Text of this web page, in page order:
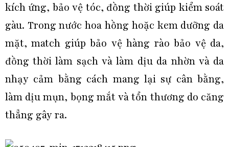
kích ứng, bảo vệ tóc, đồng thời giúp kiểm soát
gàu. Trong nước hoa hồng hoặc kem dưỡng da
mặt, match giúp bảo vệ hàng rào bảo vệ da,
đồng thời làm sạch và làm dịu da nhờn và da
nhạy cảm bằng cách mang lại sự cân bằng,
làm dịu mụn, bọng mắt và tổn thương do căng
thẳng gây ra.